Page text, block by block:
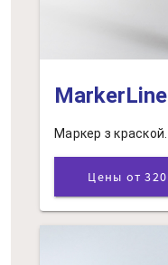
MarkerLine
Маркер з
Цены